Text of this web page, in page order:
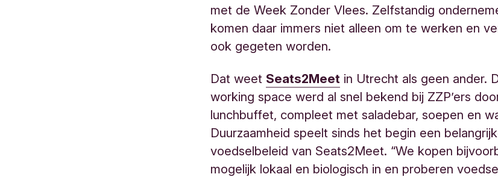
met de Week Zonder Vlees. Zelfstandig
komen daar immers niet alleen om te werken en
ook gegeten worden.
Dat weet Seats2Meet in Utrecht als geen ander.
working space werd al snel bekend bij ZZP’ers
lunchbuffet, compleet met saladebar, soepen en
Duurzaamheid speelt sinds het begin een
voedselbeleid van Seats2Meet. “We kopen
mogelijk lokaal en biologisch in en proberen